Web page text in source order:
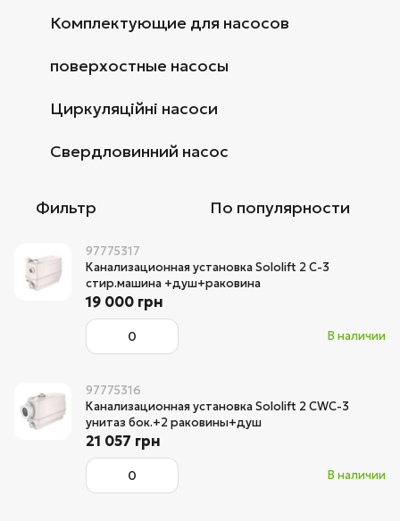
Комплектующие для насосов
поверхостные насосы
Циркуляційні насоси
Свердловинний насос
Фильтр По популярности
97775317
Канализационная установка Sololift 2 C-3
стир.машина +душ+раковина
В наличии
19 000 грн
97775316
Канализационная установка Sololift 2 СWC-3
унитаз бок.+2 раковины+душ
В наличии
21 057 грн